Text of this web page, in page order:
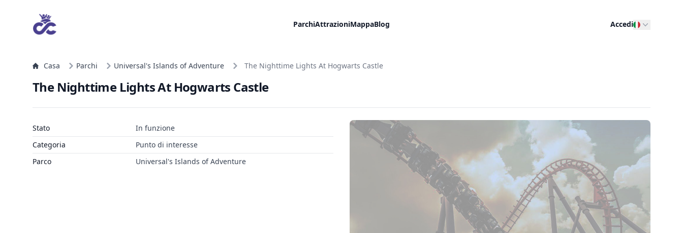
ParchiAttrazioniMappaBlog Accedi
Casa Parchi Universal's Islands of Adventure The Nighttime Lights At Hogwarts Castle
The Nighttime Lights At Hogwarts Castle
Stato
In funzione
Categoria
Punto di interesse
Parco
Universal's Islands of Adventure